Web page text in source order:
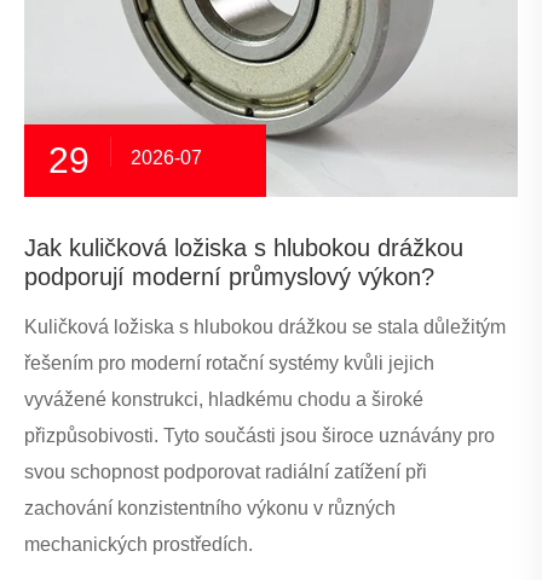
29 2026-07
Jak kuličková ložiska s hlubokou drážkou
podporují moderní průmyslový výkon?
Kuličková ložiska s hlubokou drážkou se stala důležitým
řešením pro moderní rotační systémy kvůli jejich
vyvážené konstrukci, hladkému chodu a široké
přizpůsobivosti. Tyto součásti jsou široce uznávány pro
svou schopnost podporovat radiální zatížení při
zachování konzistentního výkonu v různých
mechanických prostředích.